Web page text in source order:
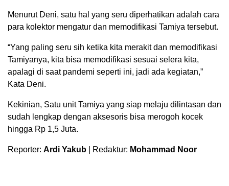
Menurut Deni, satu hal yang seru diperhatikan adalah cara
para kolektor mengatur dan memodifikasi Tamiya tersebut.
“Yang paling seru sih ketika kita merakit dan memodifikasi
Tamiyanya, kita bisa memodifikasi sesuai selera kita,
apalagi di saat pandemi seperti ini, jadi ada kegiatan,”
Kata Deni.
Kekinian, Satu unit Tamiya yang siap melaju dilintasan dan
sudah lengkap dengan aksesoris bisa merogoh kocek
hingga Rp 1,5 Juta.
Reporter: Ardi Yakub | Redaktur: Mohammad Noor